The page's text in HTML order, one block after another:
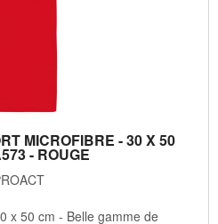
MICROFIBRE - 30 X 50
- ROUGE
x 50 cm - Belle gamme de